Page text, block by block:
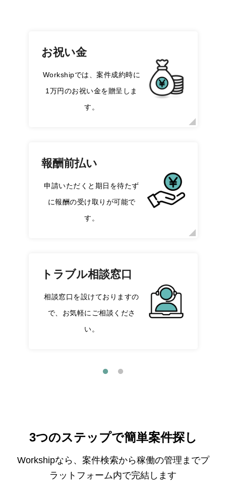
お祝い金
Workshipでは、案件成約時に
1万円のお祝い金を贈呈しま
す。
報酬前払い
申請いただくと期日を待たず
に報酬の受け取りが可能で
す。
トラブル相談窓口
相談窓口を設けておりますの
で、お気軽にご相談くださ
い。
3つのステップで簡単案件探し
Workshipなら、案件検索から稼働の管理までプ
ラットフォーム内で完結します